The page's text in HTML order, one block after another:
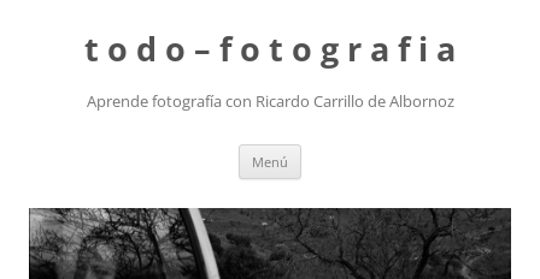
t o d o – f o t o g r a f i a
Aprende fotografía con Ricardo Carrillo de Albornoz
Menú